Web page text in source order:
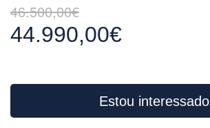
46.500,00€
44.990,00€
Estou interessado